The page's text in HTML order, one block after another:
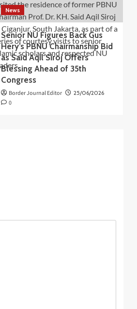
News
Senior NU Figures Back Gus
Hery’s PBNU Chairmanship Bid
as Said Aqil Siroj Offers
Blessing Ahead of 35th
Congress
Border Journal Editor 25/06/2026
0